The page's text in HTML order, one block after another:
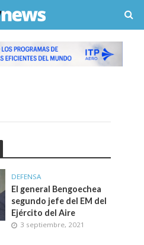
DEFENSA
El general Bengoechea
segundo jefe del EM del
Ejército del Aire
3 septiembre, 2021